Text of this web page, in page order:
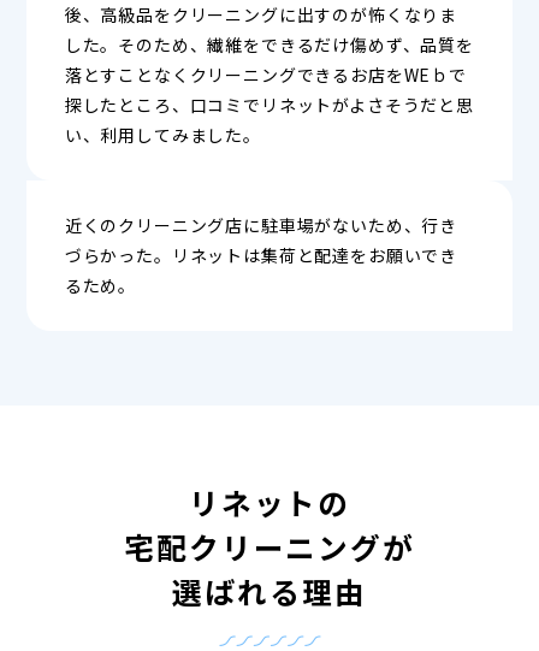
後、高級品をクリーニングに出すのが怖くなりま
した。そのため、繊維をできるだけ傷めず、品質を
落とすことなくクリーニングできるお店をWEｂで
探したところ、口コミでリネットがよさそうだと思
い、利用してみました。
近くのクリーニング店に駐車場がないため、行き
づらかった。リネットは集荷と配達をお願いでき
るため。
リネットの
宅配クリーニングが
選ばれる理由